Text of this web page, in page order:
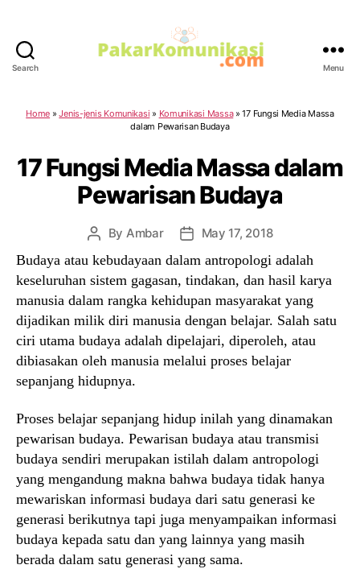
Search Menu
Home »Jenis-jenis Komunikasi » Komunikasi Massa»17 Fungsi Media Massa
dalam Pewarisan Budaya
17 Fungsi Media Massa dalam
Pewarisan Budaya
Post
author
By Ambar
PostMay 17, 2018
Budaya atau kebudayaan dalam antropologi adalah
keseluruhan sistem gagasan, tindakan, dan hasil karya
manusia dalam rangka kehidupan masyarakat yang
dijadikan milik diri manusia dengan belajar. Salah satu
ciri utama budaya adalah dipelajari, diperoleh, atau
dibiasakan oleh manusia melalui proses belajar
sepanjang hidupnya.
Proses belajar sepanjang hidup inilah yang dinamakan
pewarisan budaya. Pewarisan budaya atau transmisi
budaya sendiri merupakan istilah dalam antropologi
yang mengandung makna bahwa budaya tidak hanya
mewariskan informasi budaya dari satu generasi ke
generasi berikutnya tapi juga menyampaikan informasi
budaya kepada satu dan yang lainnya yang masih
berada dalam satu generasi yang sama.